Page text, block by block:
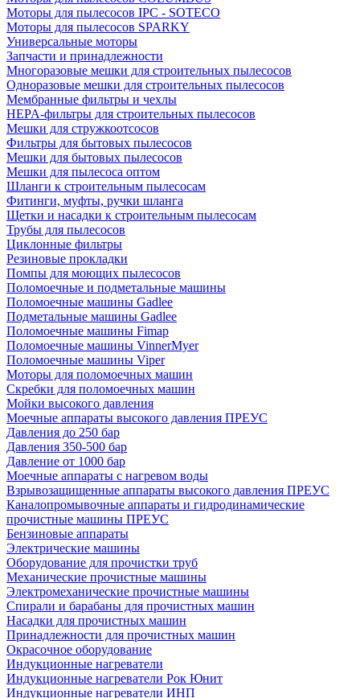
Моторы для пылесосов IPC - SOTECO
Моторы для пылесосов SPARKY
Универсальные моторы
Запчасти и принадлежности
Многоразовые мешки для строительных пылесосов
Одноразовые мешки для строительных пылесосов
Мембранные фильтры и чехлы
HEPA-фильтры для строительных пылесосов
Мешки для стружкоотсосов
Фильтры для бытовых пылесосов
Мешки для бытовых пылесосов
Мешки для пылесоса оптом
Шланги к строительным пылесосам
Фитинги, муфты, ручки шланга
Щетки и насадки к строительным пылесосам
Трубы для пылесосов
Циклонные фильтры
Резиновые прокладки
Помпы для моющих пылесосов
Поломоечные и подметальные машины
Поломоечные машины Gadlee
Подметальные машины Gadlee
Поломоечные машины Fimap
Поломоечные машины VinnerMyer
Поломоечные машины Viper
Моторы для поломоечных машин
Скребки для поломоечных машин
Мойки высокого давления
Моечные аппараты высокого давления ПРЕУС
Давления до 250 бар
Давления 350-500 бар
Давление от 1000 бар
Моечные аппараты с нагревом воды
Взрывозащищенные аппараты высокого давления ПРЕУС
Каналопромывочные аппараты и гидродинамические
прочистные машины ПРЕУС
Бензиновые аппараты
Электрические машины
Оборудование для прочистки труб
Механические прочистные машины
Электромеханические прочистные машины
Спирали и барабаны для прочистных машин
Насадки для прочистных машин
Принадлежности для прочистных машин
Окрасочное оборудование
Индукционные нагреватели
Индукционные нагреватели Рок Юнит
Индукционные нагреватели ИНП